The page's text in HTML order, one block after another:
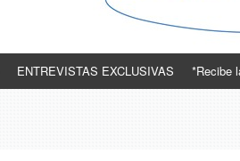
ENTREVISTAS EXCLUSIVAS *Recibe